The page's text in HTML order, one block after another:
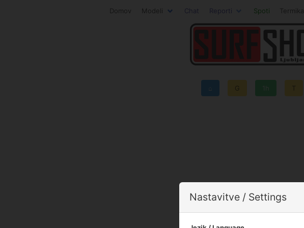
Domov Modeli Chat Reporti Spoti Termika
Nastavitve / Settings
G 1h